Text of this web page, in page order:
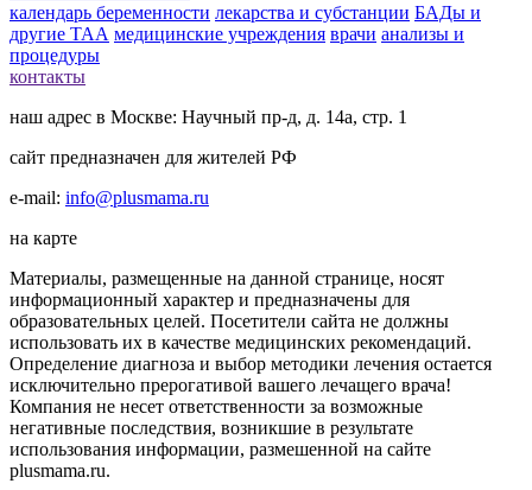
календарь беременности лекарства и субстанции БАДы и
другие ТАА медицинские учреждения врачи анализы и
процедуры
контакты
наш адрес в Москве: Научный пр-д, д. 14а, стр. 1
сайт предназначен для жителей РФ
e-mail: info@plusmama.ru
на карте
Материалы, размещенные на данной странице, носят
информационный характер и предназначены для
образовательных целей. Посетители сайта не должны
использовать их в качестве медицинских рекомендаций.
Определение диагноза и выбор методики лечения остается
исключительно прерогативой вашего лечащего врача!
Компания не несет ответственности за возможные
негативные последствия, возникшие в результате
использования информации, размешенной на сайте
plusmama.ru.